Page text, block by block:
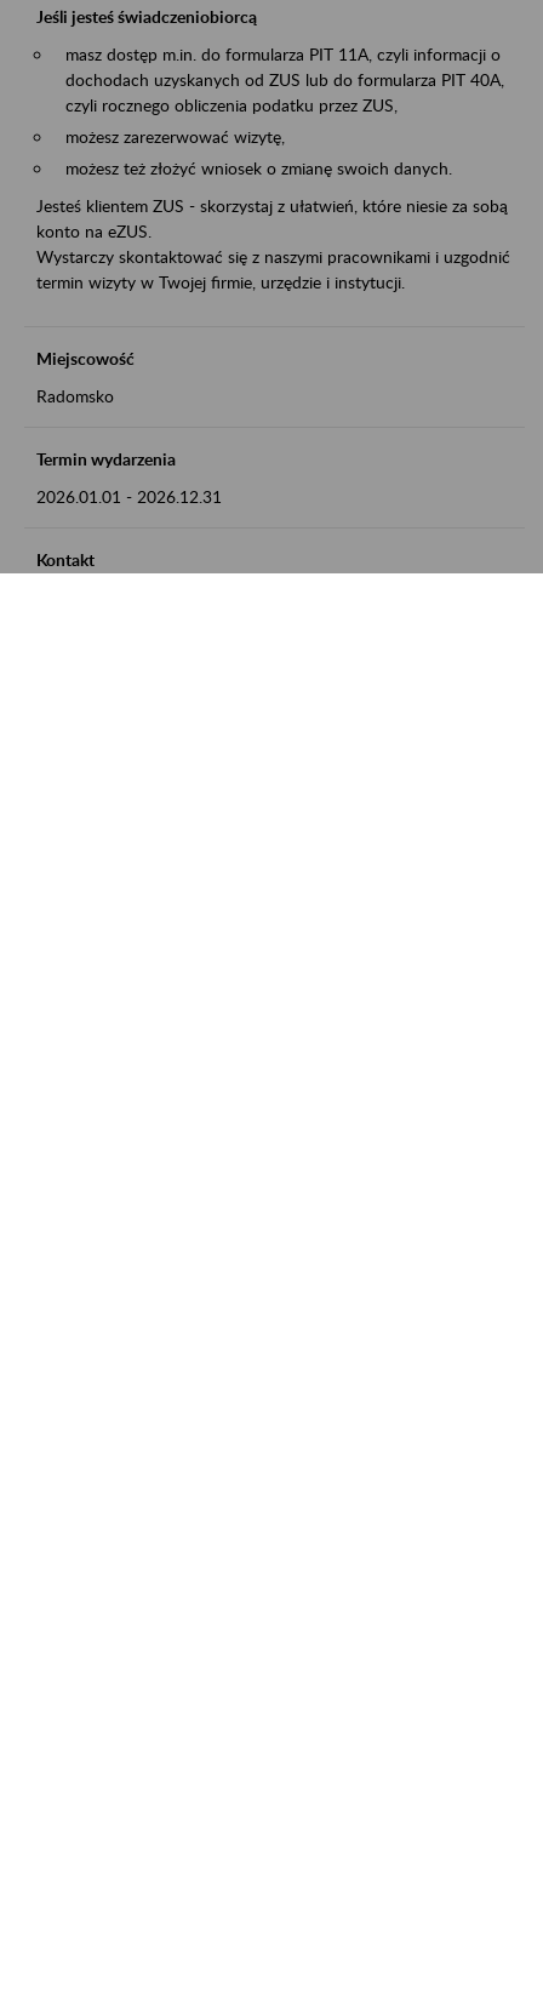
Jeśli jesteś świadczeniobiorcą
masz dostęp m.in. do formularza PIT 11A, czyli informacji o
dochodach uzyskanych od ZUS lub do formularza PIT 40A,
czyli rocznego obliczenia podatku przez ZUS,
możesz zarezerwować wizytę,
możesz też złożyć wniosek o zmianę swoich danych.
Jesteś klientem ZUS - skorzystaj z ułatwień, które niesie za sobą
konto na eZUS.
Wystarczy skontaktować się z naszymi pracownikami i uzgodnić
termin wizyty w Twojej firmie, urzędzie i instytucji.
Miejscowość
Radomsko
Termin wydarzenia
2026.01.01 - 2026.12.31
Kontakt